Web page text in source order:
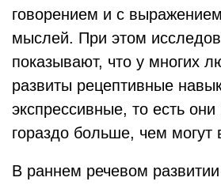
говорением и с
мыслей. При этом
показывают, что у многих
развиты рецептивные
экспрессивные, то есть
гораздо больше, чем могут
В раннем речевом